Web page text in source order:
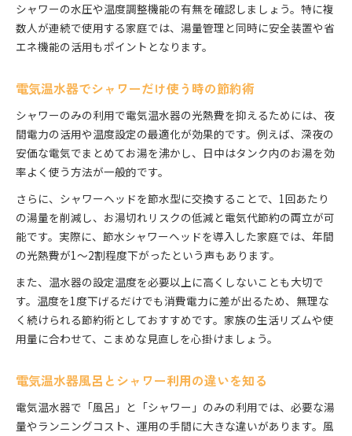
シャワーの水圧や温度調整機能の有無を確認しましょう。特に複
数人が連続で使用する家庭では、湯量管理と同時に安全装置や省
エネ機能の活用もポイントとなります。
電気温水器でシャワーだけ使う時の節約術
シャワーのみの利用で電気温水器の光熱費を抑えるためには、夜
間電力の活用や温度設定の最適化が効果的です。例えば、深夜の
安価な電気でまとめてお湯を沸かし、日中はタンク内のお湯を効
率よく使う方法が一般的です。
さらに、シャワーヘッドを節水型に交換することで、1回あたり
の湯量を削減し、お湯切れリスクの低減と電気代節約の両立が可
能です。実際に、節水シャワーヘッドを導入した家庭では、年間
の光熱費が1～2割程度下がったという声もあります。
また、温水器の設定温度を必要以上に高くしないことも大切で
す。温度を1度下げるだけでも消費電力に差が出るため、無理な
く続けられる節約術としておすすめです。家族の生活リズムや使
用量に合わせて、こまめな見直しを心掛けましょう。
電気温水器風呂とシャワー利用の違いを知る
電気温水器で「風呂」と「シャワー」のみの利用では、必要な湯
量やランニングコスト、運用の手間に大きな違いがあります。風